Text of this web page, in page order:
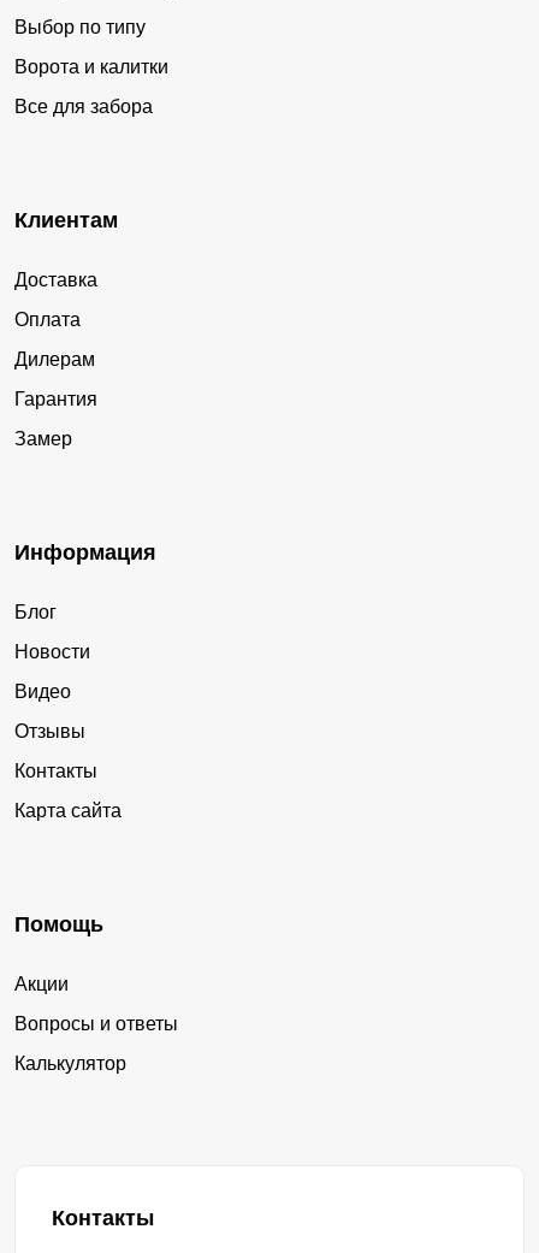
Выбор по типу
Ворота и калитки
Все для забора
Клиентам
Доставка
Оплата
Дилерам
Гарантия
Замер
Информация
Блог
Новости
Видео
Отзывы
Контакты
Карта сайта
Помощь
Акции
Вопросы и ответы
Калькулятор
Контакты